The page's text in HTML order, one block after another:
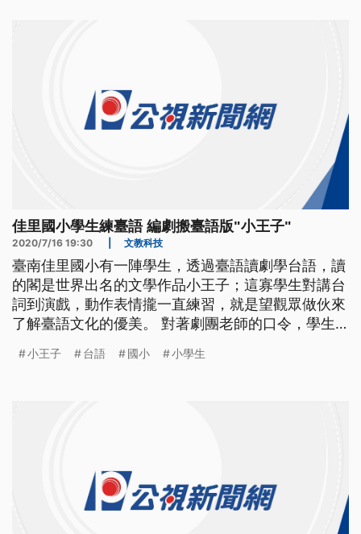
佳里國小學生練臺語 編劇搬臺語版"小王子"
2020/7/16 19:30 文教科技
臺南佳里國小有一陣學生，透過臺語讀劇學台語，讀
的閣是世界出名的文學作品小王子；這寡學生對講台
詞到演戲，動作表情攏一直練習，就是望觀眾做伙來
了解臺語文化的優美。 對著劇團老師的口令，學生
小王子是世界知名的文學作品，佳里國小這12位學生
小王子 台語 國小 小學生